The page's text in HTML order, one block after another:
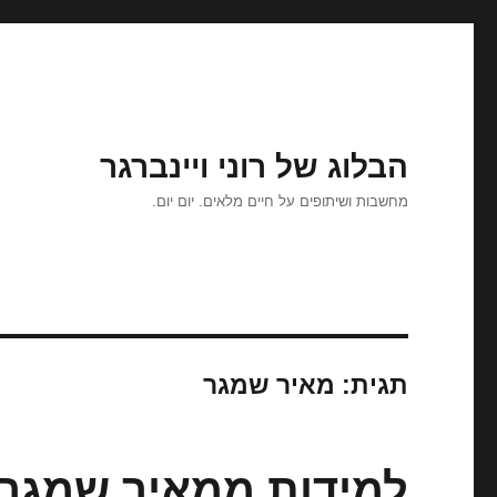
הבלוג של רוני ויינברגר
מחשבות ושיתופים על חיים מלאים. יום יום.
תגית: מאיר שמגר